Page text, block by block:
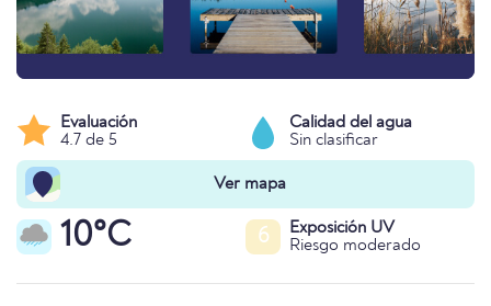
Evaluación
4.7 de 5
Calidad del agua
Sin clasificar
Ver mapa
10°C 6
Exposición UV
Riesgo moderado